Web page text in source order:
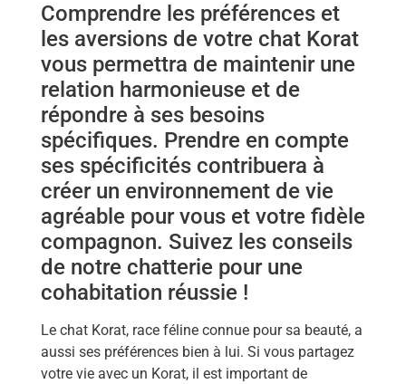
Comprendre les préférences et
les aversions de votre chat Korat
vous permettra de maintenir une
relation harmonieuse et de
répondre à ses besoins
spécifiques. Prendre en compte
ses spécificités contribuera à
créer un environnement de vie
agréable pour vous et votre fidèle
compagnon. Suivez les conseils
de notre chatterie pour une
cohabitation réussie !
Le chat Korat, race féline connue pour sa beauté, a
aussi ses préférences bien à lui. Si vous partagez
votre vie avec un Korat, il est important de